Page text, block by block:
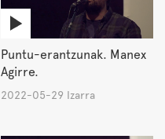
Puntu-erantzunak. Manex
Agirre.
2022-05-29 Izarra